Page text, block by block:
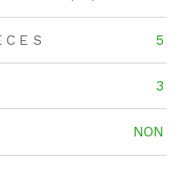
5
3
NON